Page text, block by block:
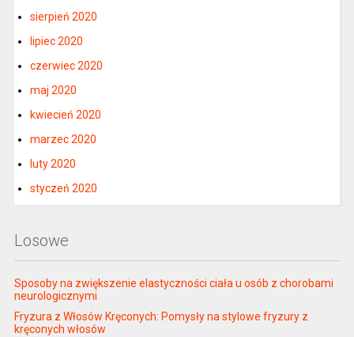
sierpień 2020
lipiec 2020
czerwiec 2020
maj 2020
kwiecień 2020
marzec 2020
luty 2020
styczeń 2020
Losowe
Sposoby na zwiększenie elastyczności ciała u osób z chorobami
neurologicznymi
Fryzura z Włosów Kręconych: Pomysły na stylowe fryzury z
kręconych włosów